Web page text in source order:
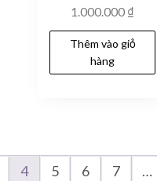
1.000.000 ₫
Thêm vào giỏ
hàng
4 5 6 7 …